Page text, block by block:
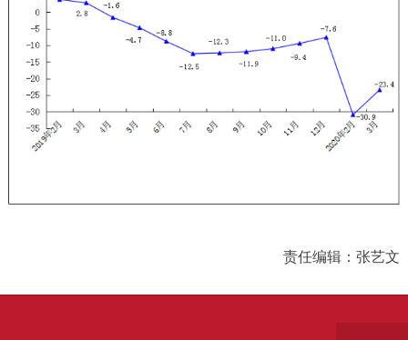
责任编辑：张艺文